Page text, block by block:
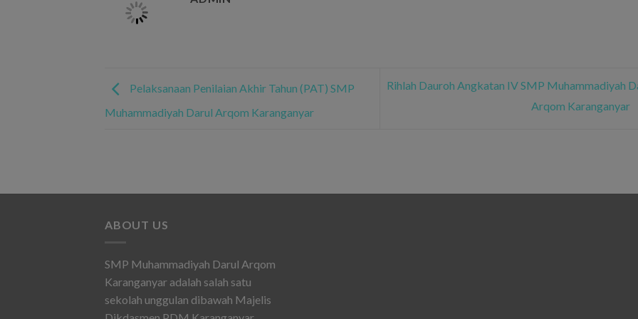
Pelaksanaan Penilaian Akhir Tahun (PAT) SMP
Muhammadiyah Darul Arqom Karanganyar
Rihlah Dauroh Angkatan IV SMP Muhammadiyah
Arqom Karanganyar
ABOUT US
SMP Muhammadiyah Darul Arqom
Karanganyar adalah salah satu
sekolah unggulan dibawah Majelis